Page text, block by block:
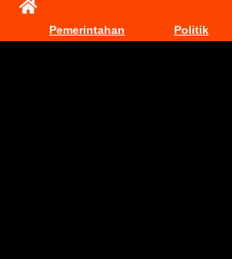
Pemerintahan Politik